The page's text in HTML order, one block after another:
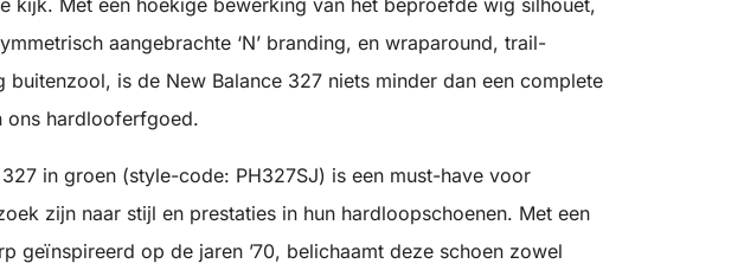
kijk. Met een hoekige bewerking van het beproefde wig silhouet,
aangebrachte ‘N’ branding, en wraparound, trail-
buitenzool, is de New Balance 327 niets minder dan een complete
ons hardlooferfgoed.
in groen (style-code: PH327SJ) is een must-have voor
zijn naar stijl en prestaties in hun hardloopschoenen. Met een
geïnspireerd op de jaren ’70, belichaamt deze schoen zowel